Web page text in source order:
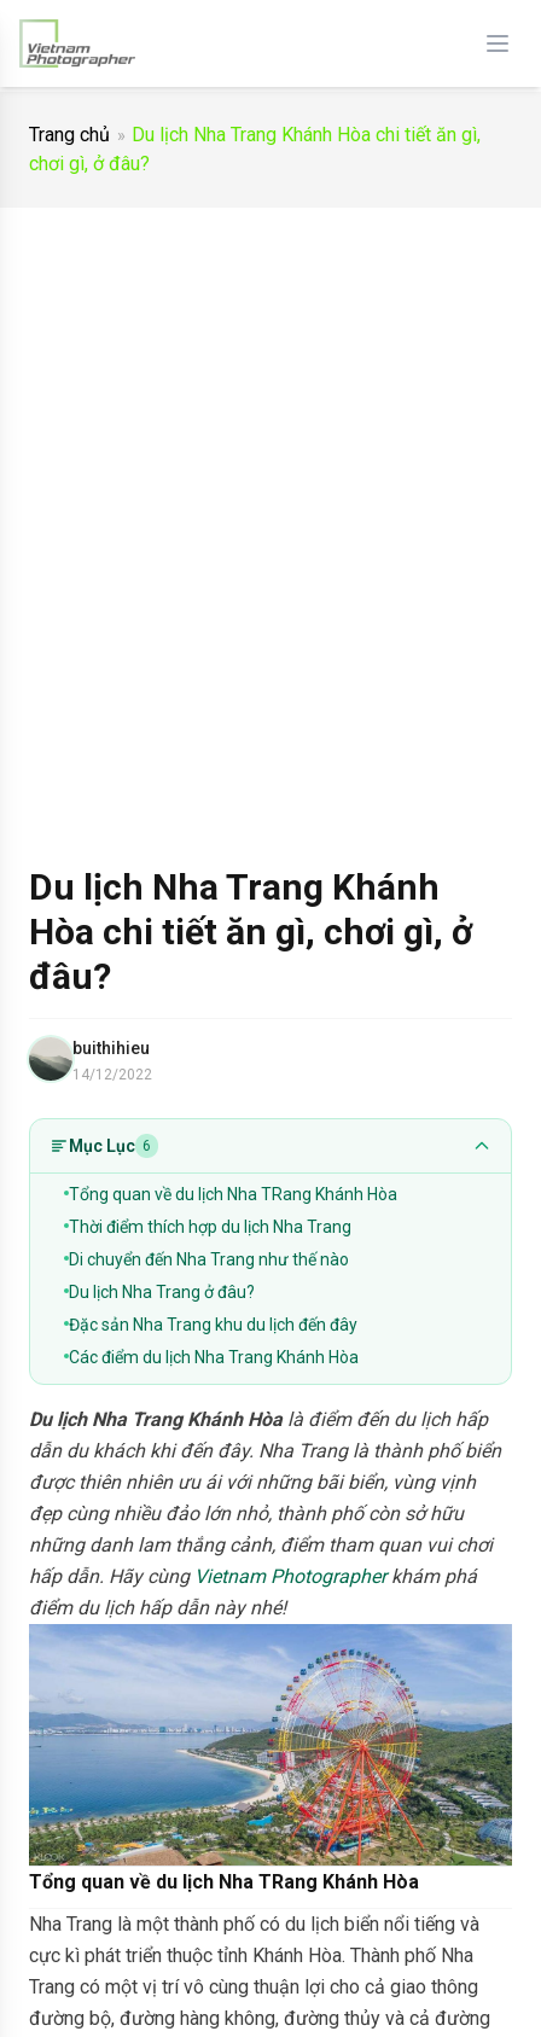
Trang chủ
Du lịch Nha Trang Khánh Hòa chi tiết ăn gì,
chơi gì, ở đâu?
Du lịch Nha Trang Khánh
Hòa chi tiết ăn gì, chơi gì, ở
đâu?
buithihieu
14/12/2022
Mục Lục 6
Tổng quan về du lịch Nha TRang Khánh Hòa
Thời điểm thích hợp du lịch Nha Trang
Di chuyển đến Nha Trang như thế nào
Du lịch Nha Trang ở đâu?
Đặc sản Nha Trang khu du lịch đến đây
Các điểm du lịch Nha Trang Khánh Hòa
Du lịch Nha Trang Khánh Hòalà điểm đến du lịch hấp
dẫn du khách khi đến đây. Nha Trang là thành phố biển
được thiên nhiên ưu ái với những bãi biển, vùng vịnh
đẹp cùng nhiều đảo lớn nhỏ, thành phố còn sở hữu
những danh lam thắng cảnh, điểm tham quan vui chơi
hấp dẫn. Hãy cùng Vietnam Photographerkhám phá
điểm du lịch hấp dẫn này nhé!
Tổng quan về du lịch Nha TRang Khánh Hòa
Nha Trang là một thành phố có du lịch biển nổi tiếng và
cực kì phát triển thuộc tỉnh Khánh Hòa. Thành phố Nha
Trang có một vị trí vô cùng thuận lợi cho cả giao thông
đường bộ, đường hàng không, đường thủy và cả đường